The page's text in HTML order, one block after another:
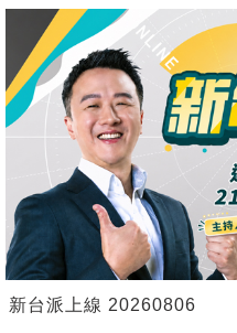
新台派上線 20260806